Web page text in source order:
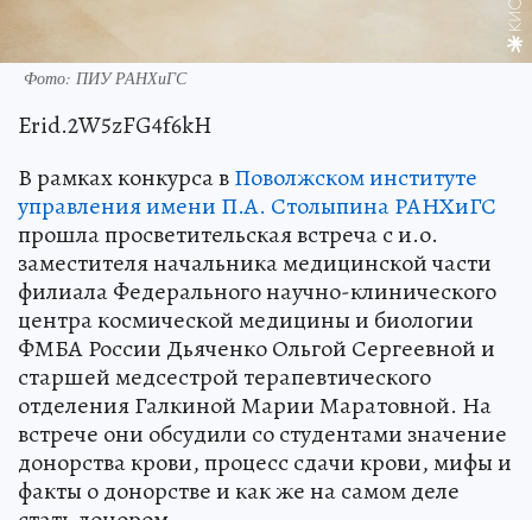
Фото: ПИУ РАНХиГС
Erid.2W5zFG4f6kH
В рамках конкурса вПоволжском институте
управления имени П.А. Столыпина РАНХиГС
прошла просветительская встреча с и.о.
заместителя начальника медицинской части
филиала Федерального научно-клинического
центра космической медицины и биологии
ФМБА России Дьяченко Ольгой Сергеевной и
старшей медсестрой терапевтического
отделения Галкиной Марии Маратовной. На
встрече они обсудили со студентами значение
донорства крови, процесс сдачи крови, мифы и
факты о донорстве и как же на самом деле